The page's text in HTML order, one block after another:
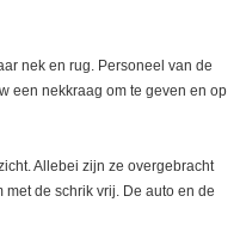
nek en rug. Personeel van de
een nekkraag om te geven en op
Allebei zijn ze overgebracht
de schrik vrij. De auto en de